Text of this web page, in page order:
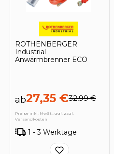
ROTHENBERGER
Industrial
Anwärmbrenner ECO
ab27,35 €32,99 €
Preise inkl. MwSt., ggf. zzgl.
Versandkosten
1 - 3 Werktage